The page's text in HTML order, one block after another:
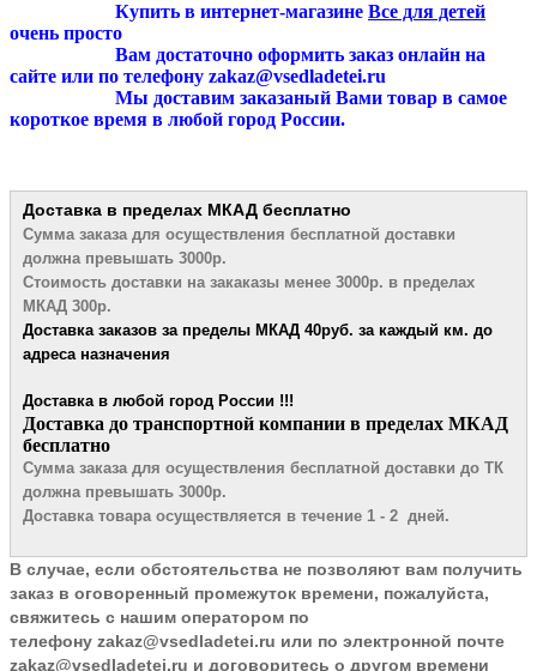
Купить в интернет-магазине Все для детей
очень просто
Вам достаточно оформить заказ онлайн на
сайте или по телефону zakaz@vsedladetei.ru
Мы доставим заказаный Вами товар в самое
короткое время в любой город России.
Доставка в пределах МКАД бесплатно
Сумма заказа для осуществления бесплатной доставки
должна превышать 3000р.
Стоимость доставки на закаказы менее 3000р. в пределах
МКАД 300р.
Доставка заказов за пределы МКАД 40руб. за каждый км. до
адреса назначения
Доставка в любой город России !!!
​Доставка до транспортной компании в пределах МКАД
бесплатно
Сумма заказа для осуществления бесплатной доставки до ТК
должна превышать 3000р.
Доставка товара осуществляется в течение 1 - 2 дней.
В случае, если обстоятельства не позволяют вам получить
заказ в оговоренный промежуток времени, пожалуйста,
свяжитесь с нашим оператором по
телефону zakaz@vsedladetei.ru или по электронной почте
zakaz@vsedladetei.ru и договоритесь о другом времени